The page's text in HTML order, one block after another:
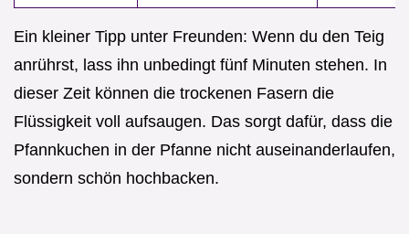
Ein kleiner Tipp unter Freunden: Wenn du den Teig
anrührst, lass ihn unbedingt fünf Minuten stehen. In
dieser Zeit können die trockenen Fasern die
Flüssigkeit voll aufsaugen. Das sorgt dafür, dass die
Pfannkuchen in der Pfanne nicht auseinanderlaufen,
sondern schön hochbacken.